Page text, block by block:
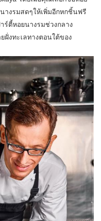
างรมสดๆให้เพิ่มอีกหกชิ้นฟรี
ร์ตี้หอยนางรมช่วงกลาง
ฝั่งทะเลทางตอนใต้ของ